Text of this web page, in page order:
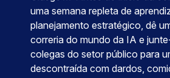
uma semana repleta de
planejamento estratégico, dê
correria do mundo da IA e
colegas do setor público para
descontraída com dardos,